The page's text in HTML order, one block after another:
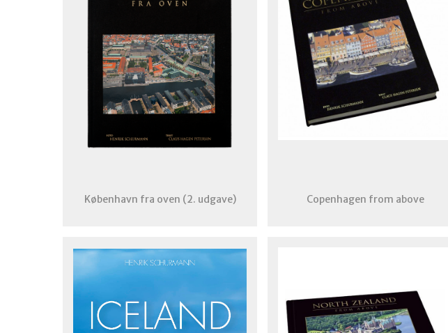
København fra oven (2. udgave) Copenhagen from above